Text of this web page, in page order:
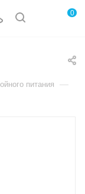
0
питания —